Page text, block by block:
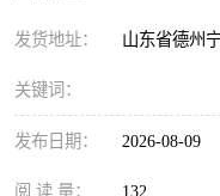
发货地址： 山东省德州
关键词：
发布日期： 2026-08-09
阅 读 量： 132